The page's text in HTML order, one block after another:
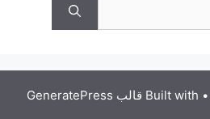
• Built with قالب GeneratePress